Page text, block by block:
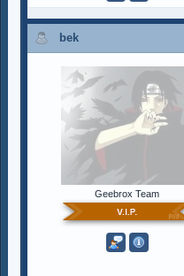
bek
Geebrox Team